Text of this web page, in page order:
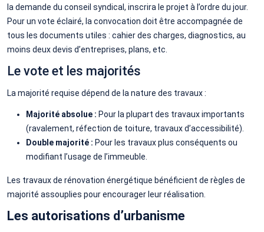
la demande du conseil syndical, inscrira le projet à l’ordre du jour.
Pour un vote éclairé, la convocation doit être accompagnée de
tous les documents utiles : cahier des charges, diagnostics, au
moins deux devis d’entreprises, plans, etc.
Le vote et les majorités
La majorité requise dépend de la nature des travaux :
Majorité absolue : Pour la plupart des travaux importants
(ravalement, réfection de toiture, travaux d’accessibilité).
Double majorité : Pour les travaux plus conséquents ou
modifiant l’usage de l’immeuble.
Les travaux de rénovation énergétique bénéficient de règles de
majorité assouplies pour encourager leur réalisation.
Les autorisations d’urbanisme